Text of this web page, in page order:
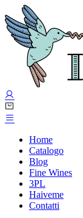
Home
Catalogo
Blog
Fine Wines
3PL
Haiveme
Contatti